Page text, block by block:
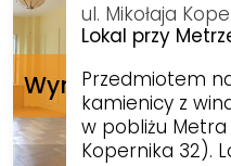
ul. Mikołaja
Lokal przy
Przedmiotem
kamienicy z
w pobliżu Metra
Kopernika 32).